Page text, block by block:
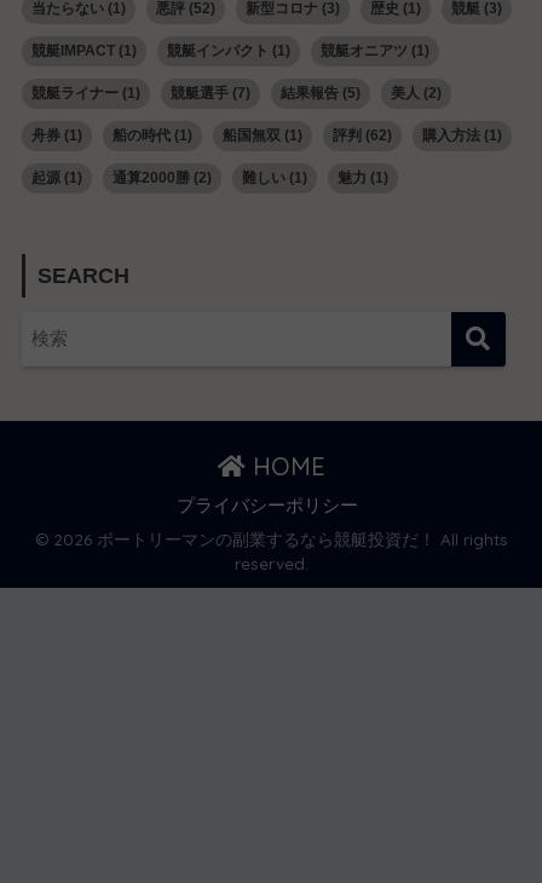
当たらない(1) 悪評(52) 新型コロナ(3) 歴史 (1) 競艇 (3)
競艇IMPACT(1) 競艇インパクト (1) 競艇オニアツ (1)
競艇ライナー (1) 競艇選手(7) 結果報告(5) 美人 (2)
舟券(1) 船の時代(1) 船国無双 (1) 評判 (62) 購入方法(1)
起源(1) 通算2000勝(2) 難しい(1) 魅力 (1)
SEARCH
HOME
プライバシーポリシー
© 2026 ボートリーマンの副業するなら競艇投資だ！ All rights
reserved.